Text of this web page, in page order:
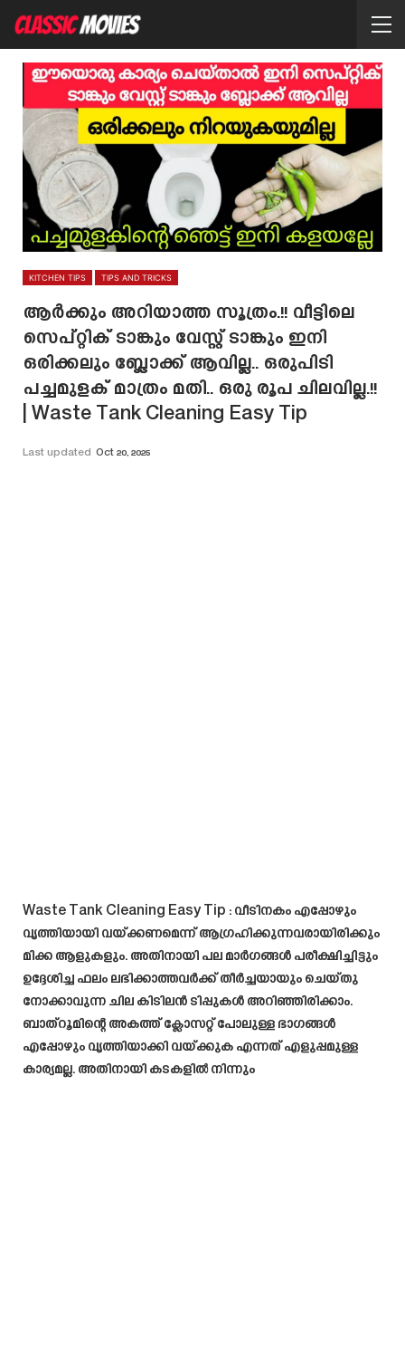
KITCHEN TIPS TIPS AND TRICKS
ആർക്കും അറിയാത്ത സൂത്രം.!! വീട്ടിലെ
സെപ്റ്റിക് ടാങ്കും വേസ്റ്റ് ടാങ്കും ഇനി
ഒരിക്കലും ബ്ലോക്ക് ആവില്ല.. ഒരുപിടി
പച്ചമുളക് മാത്രം മതി.. ഒരു രൂപ ചിലവില്ല.!!
| Waste Tank Cleaning Easy Tip
Last updated Oct 20, 2025
Waste Tank Cleaning Easy Tip : വീടിനകം എപ്പോഴും
വൃത്തിയായി വയ്ക്കണമെന്ന് ആഗ്രഹിക്കുന്നവരായിരിക്കും
മിക്ക ആളുകളും. അതിനായി പല മാർഗങ്ങൾ പരീക്ഷിച്ചിട്ടും
ഉദ്ദേശിച്ച ഫലം ലഭിക്കാത്തവർക്ക് തീർച്ചയായും ചെയ്തു
നോക്കാവുന്ന ചില കിടിലൻ ടിപ്പുകൾ അറിഞ്ഞിരിക്കാം.
ബാത്റൂമിന്റെ അകത്ത് ക്ലോസറ്റ് പോലുള്ള ഭാഗങ്ങൾ
എപ്പോഴും വൃത്തിയാക്കി വയ്ക്കുക എന്നത് എളുപ്പമുള്ള
കാര്യമല്ല. അതിനായി കടകളിൽ നിന്നും